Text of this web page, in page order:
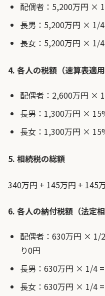
配偶者：5,200万円 ×
長男：5,200万円 × 1/
長女：5,200万円 × 1/
4. 各人の税額（速算表適用
配偶者：2,600万円 ×
長男：1,300万円 ×
長女：1,300万円 ×
5. 相続税の総額
340万円 + 145万円 + 145
6. 各人の納付税額（法定
配偶者：630万円 × 1/
り0円
長男：630万円 × 1/4
長女：630万円 × 1/4